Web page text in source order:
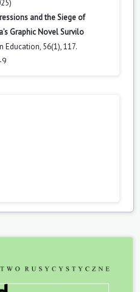
and the Siege of
Graphic Novel Survilo
Education, 56(1),117.
9